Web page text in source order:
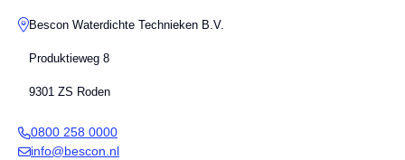
Bescon Waterdichte Technieken B.V.
Produktieweg 8
9301 ZS Roden
0800 258 0000
info@bescon.nl